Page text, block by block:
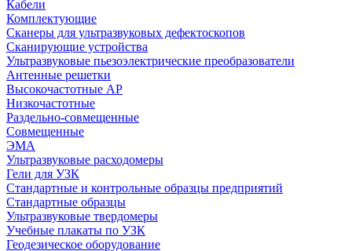
Кабели
Комплектующие
Сканеры для ультразвуковых дефектоскопов
Сканирующие устройства
Ультразвуковые пьезоэлектрические преобразователи
Антенные решетки
Высокочастотные АР
Низкочастотные
Раздельно-совмещенные
Совмещенные
ЭМА
Ультразвуковые расходомеры
Гели для УЗК
Стандартные и контрольные образцы предприятий
Стандартные образцы
Ультразвуковые твердомеры
Учебные плакаты по УЗК
Геодезическое оборудование